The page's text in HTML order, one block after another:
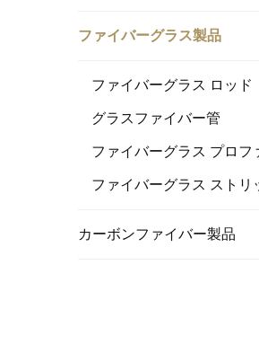
ファイバーグラス製品
ファイバーグラス ロッド
グラスファイバー管
ファイバーグラス プロフ
ファイバーグラス ストリ
カーボンファイバー製品